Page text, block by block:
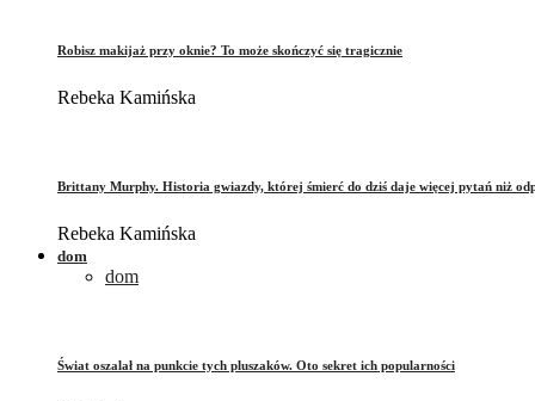
Robisz makijaż przy oknie? To może skończyć się tragicznie
Rebeka Kamińska
Brittany Murphy. Historia gwiazdy, której śmierć do dziś daje więcej pytań niż
Rebeka Kamińska
dom
dom
Świat oszalał na punkcie tych pluszaków. Oto sekret ich popularności